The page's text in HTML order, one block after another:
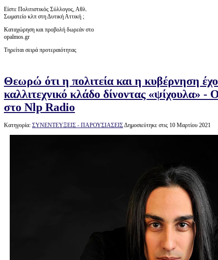
Είστε Πολιτιστικός Σύλλογος, Αθλ.
Σωματείο κλπ στη Δυτική Αττική ;
Καταχώρηση και προβολή δωρεάν στο
opalmos.gr
Τηρείται σειρά προτεραιότητας
Θεωρώ ότι η πολιτεία και η κυβέρνηση
καλλιτεχνικό κλάδο δίνοντας «ψίχουλα» -
στο Nlp Radio
Κατηγορία: ΣΥΝΕΝΤΕΥΞΕΙΣ - ΠΑΡΟΥΣΙΑΣΕΙΣΔημοσιεύτηκε στις 10 Μαρτίου 2021